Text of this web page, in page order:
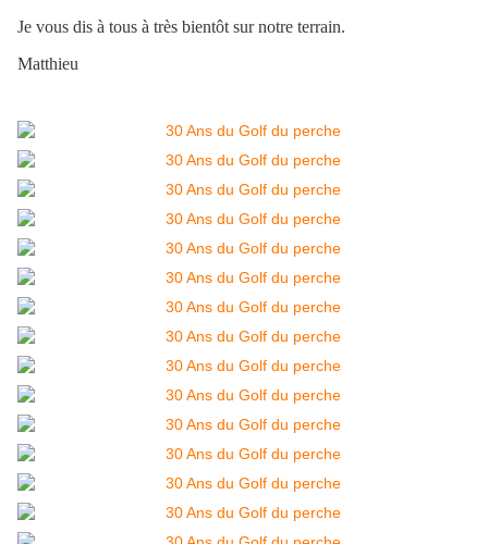
Je vous dis à tous à très bientôt sur notre terrain.
Matthieu